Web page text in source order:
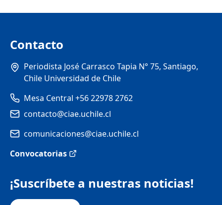
Contacto
Periodista José Carrasco Tapia N° 75, Santiago,
Chile Universidad de Chile
Mesa Central +56 22978 2762
contacto@ciae.uchile.cl
comunicaciones@ciae.uchile.cl
Convocatorias
¡Suscríbete a nuestras noticias!